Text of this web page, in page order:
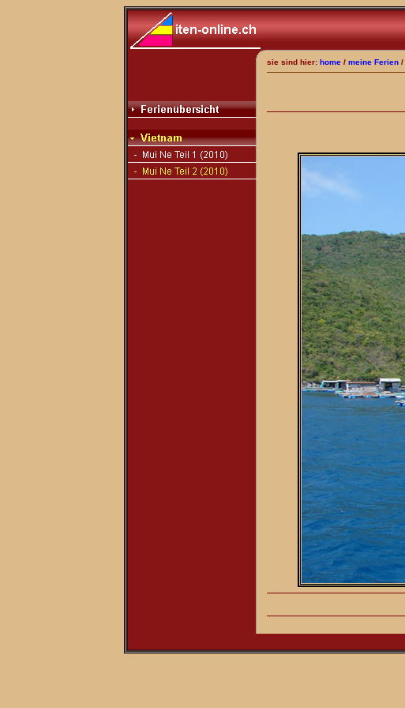
sie sind hier: home / meine Ferien /